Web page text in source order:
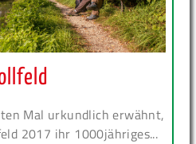
Mal urkundlich erwähnt,
2017 ihr 1000jähriges...